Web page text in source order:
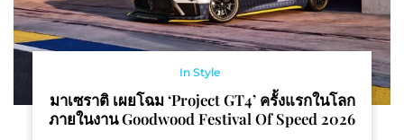
In Style
มาเซราติ เผยโฉม ‘Project GT4’ ครั้งแรกในโลก
ภายในงาน Goodwood Festival Of Speed 2026